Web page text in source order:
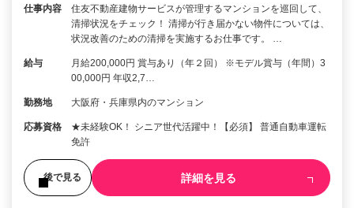
仕事内容
住友不動産建物サービスが管理するマンションを巡回して、
清掃状況をチェック！ 清掃が行き届かない物件については、
状況改善のための清掃を実施するお仕事です。 …
給与
月給200,000円 賞与あり（年２回） ※モデル賞与（年間）3
00,000円 年収2,7…
勤務地 大阪府・兵庫県内のマンション
応募資格
★未経験OK！ シニア世代活躍中！【必須】 普通自動車運転
免許
後で見る 詳細を見る